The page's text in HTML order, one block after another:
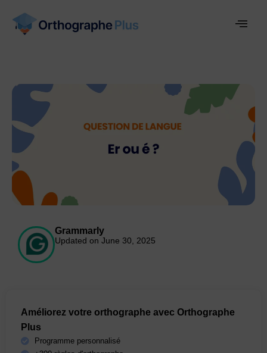
Grammarly
Updated on June 30, 2025
Améliorez votre orthographe avec Orthographe
Plus
Programme personnalisé